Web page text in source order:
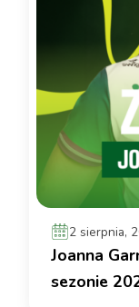
2 sierpnia,
Joanna
sezonie